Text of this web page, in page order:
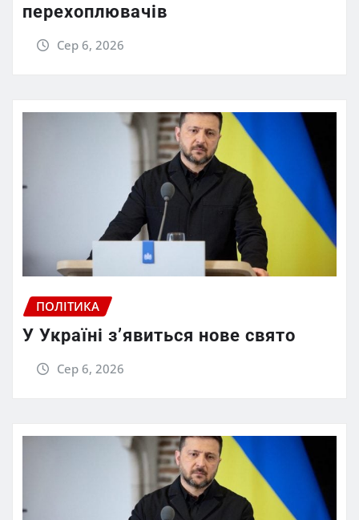
перехоплювачів
Сер 6, 2026
ПОЛІТИКА
У Україні з’явиться нове свято
Сер 6, 2026